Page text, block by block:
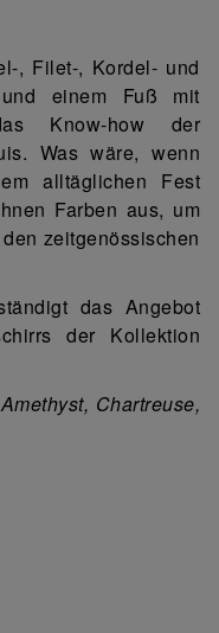
, Filet-, Kordel- und
einem Fuß mit
Know-how der
Was wäre, wenn
alltäglichen Fest
Farben aus, um
zeitgenössischen
das Angebot
der Kollektion
Chartreuse,